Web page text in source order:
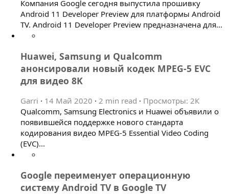
Компания Google сегодня выпустила прошивку
Android 11 Developer Preview для платформы Android
TV. Android 11 Developer Preview предназначена для...
Huawei, Samsung и Qualcomm
анонсировали новый кодек MPEG-5 EVC
для видео 8K
Garri 14 Май 2020 2 min read
Просмотры: 2К
Qualcomm, Samsung Electronics и Huawei объявили о
появившейся поддержке нового стандарта
кодирования видео MPEG-5 Essential Video Coding
(EVC)...
Google переименует операционную
систему Android TV в Google TV